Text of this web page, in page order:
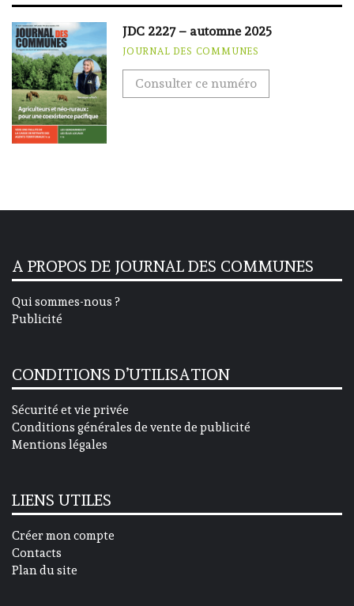
JDC 2227 – automne 2025
JOURNAL DES COMMUNES
Consulter ce numéro
A PROPOS DE JOURNAL DES COMMUNES
Qui sommes-nous ?
Publicité
CONDITIONS D’UTILISATION
Sécurité et vie privée
Conditions générales de vente de publicité
Mentions légales
LIENS UTILES
Créer mon compte
Contacts
Plan du site